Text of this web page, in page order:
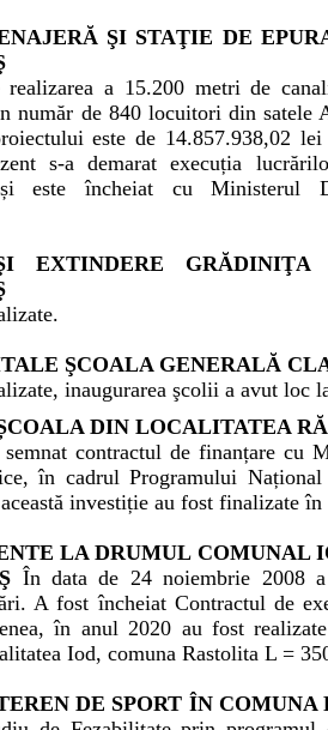
ŞI STAŢIE DE
realizarea a 15.200 metri de
număr de 840 locuitori din satele
este de 14.857.938,02
s-a demarat execuția
și este încheiat cu Ministerul
EXTINDERE
ŞCOALA GENERALĂ
inaugurarea şcolii a avut loc
DIN LOCALITATEA
contractul de finanțare cu
în cadrul Programului
investiție au fost finalizate în
LA DRUMUL COMUNAL
În data de 24 noiembrie 2008
A fost încheiat Contractul de
în anul 2020 au fost
Iod, comuna Rastolita L =
DE SPORT ÎN